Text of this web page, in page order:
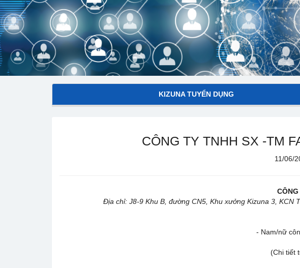
KIZUNA TUYỂN DỤNG
CÔNG TY TNHH SX -TM
11/06/
Địa chỉ: J8-9 Khu B, đường CN5, Khu xưởng Kizuna 3, KCN
- Nam/nữ
(Chi tiết